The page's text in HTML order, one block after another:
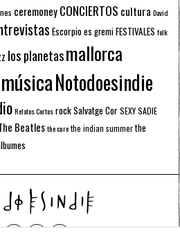
ceremoneyCONCIERTOS cultura David
Escorpioes gremiFESTIVALES folk
los planetasmallorca
músicaNotodoesindie
Relatos CortosrockSalvatge CorSEXY SADIE
Beatlesthe curethe indian summerthe